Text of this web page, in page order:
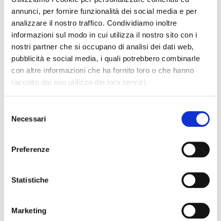
annunci, per fornire funzionalità dei social media e per
analizzare il nostro traffico. Condividiamo inoltre
informazioni sul modo in cui utilizza il nostro sito con i
nostri partner che si occupano di analisi dei dati web,
pubblicità e social media, i quali potrebbero combinarle
con altre informazioni che ha fornito loro o che hanno
raccolto dal suo utilizzo dei loro servizi.
delNecessari
Preferenze
Statistiche
Marketing
network, the first Italian initiative that involves
companies in the prevention of gender-based
violence and the promotion of a culture of
respect.
A commitment that stems from the awareness
environments where people must feel heard,
valued and protected.
With Fondazione Libellula, we pursue paths of
increasingly inclusive, equitable and aware